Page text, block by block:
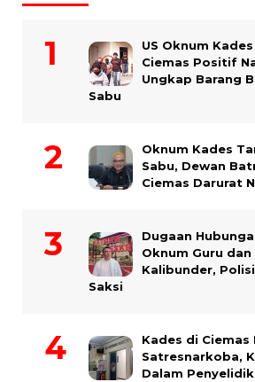
US Oknum
Ciemas Positif
Ungkap Barang
Sabu
Oknum Kades
Sabu, Dewan
Ciemas Darurat
Dugaan
Oknum Guru
Kalibunder,
Saksi
Kades di Ciemas
Satresnarkoba,
Dalam